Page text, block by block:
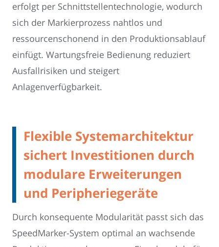
erfolgt per Schnittstellentechnologie, wodurch
sich der Markierprozess nahtlos und
ressourcenschonend in den Produktionsablauf
einfügt. Wartungsfreie Bedienung reduziert
Ausfallrisiken und steigert
Anlagenverfügbarkeit.
Flexible Systemarchitektur
sichert Investitionen durch
modulare Erweiterungen
und Peripheriegeräte
Durch konsequente Modularität passt sich das
SpeedMarker-System optimal an wachsende